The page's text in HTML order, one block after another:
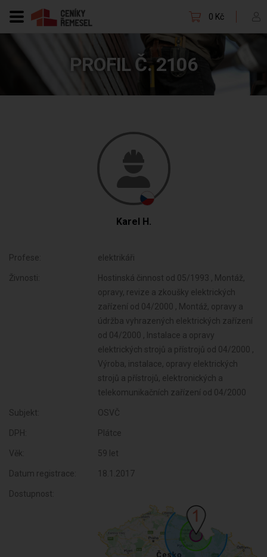
0 Kč
PROFIL Č. 2106
Karel H.
Profese: elektrikáři
Živnosti:
Hostinská činnost od 05/1993 , Montáž,
opravy, revize a zkoušky elektrických
zařízení od 04/2000 , Montáž, opravy a
údržba vyhrazených elektrických zařízení
od 04/2000 , Instalace a opravy
elektrických strojů a přístrojů od 04/2000 ,
Výroba, instalace, opravy elektrických
strojů a přístrojů, elektronických a
telekomunikačních zařízení od 04/2000
Subjekt: OSVČ
DPH: Plátce
Věk: 59 let
Datum registrace: 18.1.2017
Dostupnost: